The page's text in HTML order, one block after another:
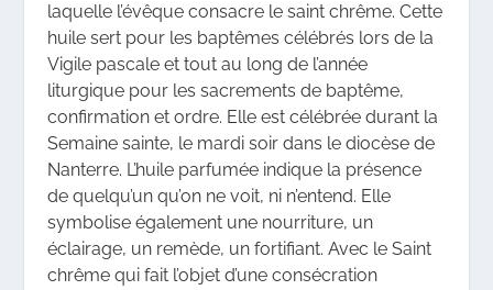
laquelle l’évêque consacre le saint chrême. Cette
huile sert pour les baptêmes célébrés lors de la
Vigile pascale et tout au long de l’année
liturgique pour les sacrements de baptême,
confirmation et ordre. Elle est célébrée durant la
Semaine sainte, le mardi soir dans le diocèse de
Nanterre. L’huile parfumée indique la présence
de quelqu’un qu’on ne voit, ni n’entend. Elle
symbolise également une nourriture, un
éclairage, un remède, un fortifiant. Avec le Saint
chrême qui fait l’objet d’une consécration